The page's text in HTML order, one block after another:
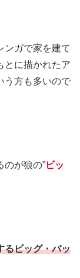
ンガで家を建て
とに描かれたア
う方も多いので
のが狼の”ビッ
るビッグ・バッ